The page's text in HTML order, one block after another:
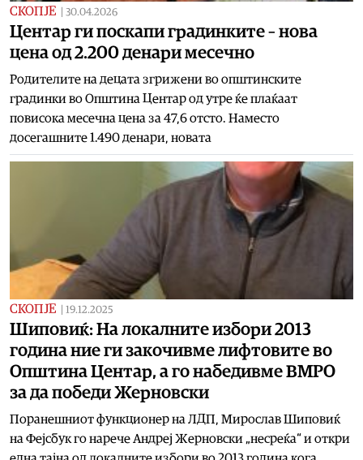
СКОПЈЕ 30.04.2026
Центар ги поскапи градинките – нова
цена од 2.200 денари месечно
Родителите на децата згрижени во општинските
градинки во Општина Центар од утре ќе плаќаат
повисока месечна цена за 47,6 отсто. Наместо
досегашните 1.490 денари, новата
СКОПЈЕ 19.12.2025
Шиповиќ: На локалните избори 2013
година ние ги закочивме лифтовите во
Општина Центар, а го набедивме ВМРО
за да победи Жерновски
Поранешниот функционер на ЛДП, Мирослав Шиповиќ
на Фејсбук го нарече Андреј Жерновски „несреќа“ и откри